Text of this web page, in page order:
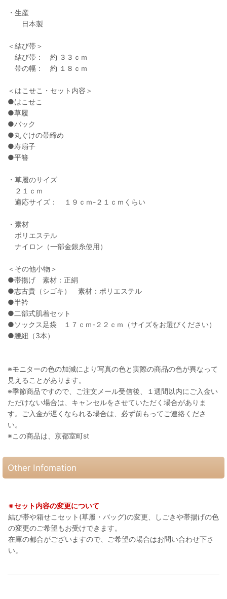
・生産
日本製
＜結び帯＞
結び帯： 約 ３３ｃｍ
帯の幅： 約 １８ｃｍ
＜はこせこ・セット内容＞
●はこせこ
●草履
●バック
●丸ぐけの帯締め
●寿扇子
●平簪
・草履のサイズ
２１ｃｍ
適応サイズ： １９ｃｍ-２１ｃｍくらい
・素材
ポリエステル
ナイロン（一部金銀糸使用）
＜その他小物＞
●帯揚げ 素材：正絹
●志古貴（シゴキ） 素材：ポリエステル
●半衿
●二部式肌着セット
●ソックス足袋 １７ｃｍ-２２ｃｍ（サイズをお選びください）
●腰紐（3本）
※モニターの色の加減により写真の色と実際の商品の色が異なって
見えることがあります。
※季節商品ですので、ご注文メール受信後、１週間以内にご入金い
ただけない場合は、キャンセルをさせていただく場合がありま
す。ご入金が遅くなられる場合は、必ず前もってご連絡くださ
い。
※この商品は、京都室町st
Other Infomation
※セット内容の変更について
結び帯や箱せこセット(草履・バッグ)の変更、しごきや帯揚げの色
の変更のご希望もお受けできます。
在庫の都合がございますので、ご希望の場合はお問い合わせ下さ
い。